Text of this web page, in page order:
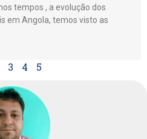
tempos , a evolução dos
em Angola, temos visto as
3 4 5